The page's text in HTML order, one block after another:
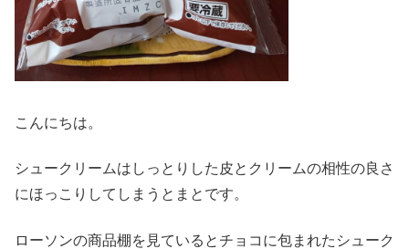
こんにちは。
シュークリームはしっとりした皮とクリームの相性の良さ
にほっこりしてしまうとまとです。
ローソンの商品棚を見ているとチョコに包まれたシューク